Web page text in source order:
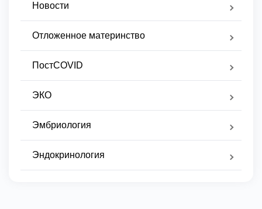
Новости
Отложенное материнство
ПостCOVID
ЭКО
Эмбриология
Эндокринология